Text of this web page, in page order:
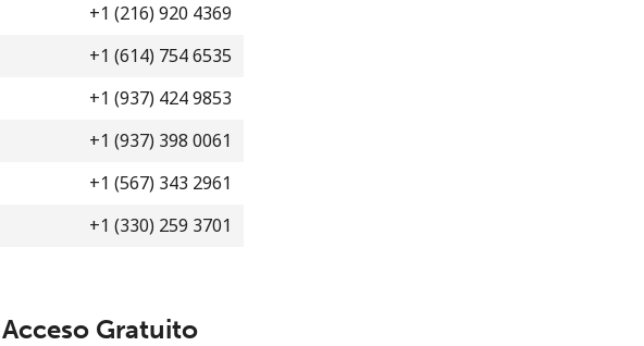
Mantente en contacto para recibir nuestras mejores
ofertas.
acuerdo con estos Términos y condiciones.
+1 (216) 920 4369
+1 (614) 754 6535
+1 (937) 424 9853
+1 (937) 398 0061
+1 (567) 343 2961
+1 (330) 259 3701
Gratuito